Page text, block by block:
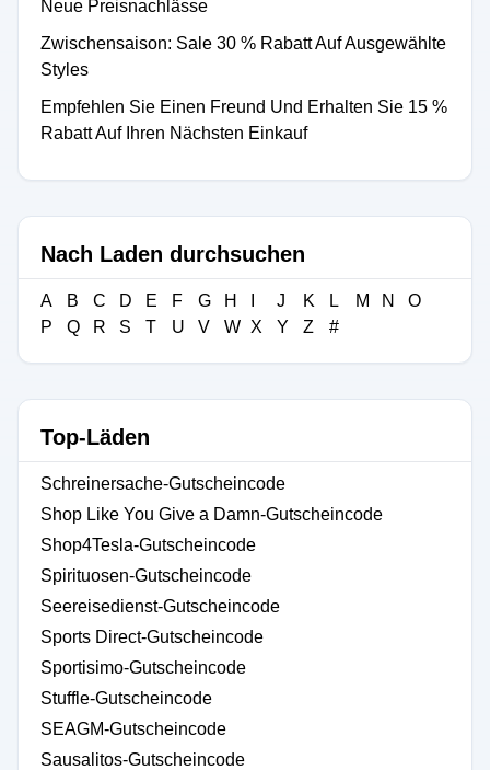
Neue Preisnachlässe
Zwischensaison: Sale 30 % Rabatt Auf Ausgewählte
Styles
Empfehlen Sie Einen Freund Und Erhalten Sie 15 %
Rabatt Auf Ihren Nächsten Einkauf
Nach Laden durchsuchen
A B C D E F G H J K L M N
O
P
Q R S T U V W X Y Z #
Top-Läden
Schreinersache-Gutscheincode
Shop Like You Give a Damn-Gutscheincode
Shop4Tesla-Gutscheincode
Spirituosen-Gutscheincode
Seereisedienst-Gutscheincode
Sports Direct-Gutscheincode
Sportisimo-Gutscheincode
Stuffle-Gutscheincode
SEAGM-Gutscheincode
Sausalitos-Gutscheincode